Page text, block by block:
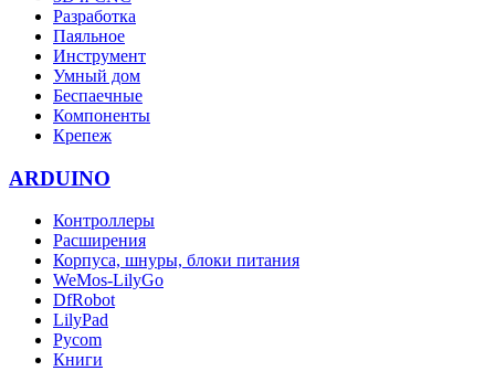
Разработка
Паяльное
Инструмент
Умный дом
Беспаечные
Компоненты
Крепеж
ARDUINO
Контроллеры
Расширения
Корпуса, шнуры, блоки питания
WeMos-LilyGo
DfRobot
LilyPad
Pycom
Книги